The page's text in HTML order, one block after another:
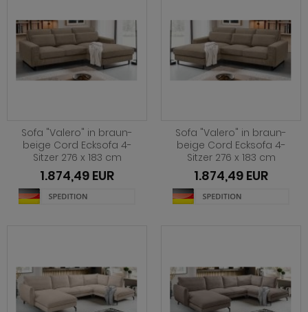
Sofa "Valero" in braun-
beige Cord Ecksofa 4-
Sitzer 276 x 183 cm
1.874,49 EUR
Sofa "Valero" in braun-
beige Cord Ecksofa 4-
Sitzer 276 x 183 cm
1.874,49 EUR
Vestland
Ward
Stove weiß Pinie
Stream
Sumatra
Synnax
Timber
Tomaso
Tyler